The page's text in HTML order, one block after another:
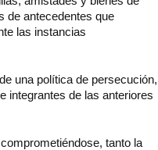
de antecedentes que
las instancias
una política de persecución,
integrantes de las anteriores
tanto la